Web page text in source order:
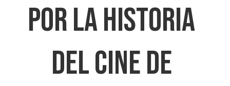
POR LA HISTORIA
DEL CINE DE